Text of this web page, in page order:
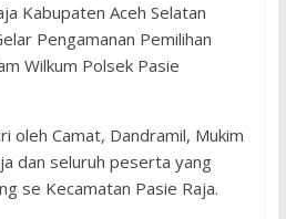
Kabupaten Aceh Selatan
Pengamanan Pemilihan
Wilkum Polsek Pasie
oleh Camat, Dandramil, Mukim
dan seluruh peserta yang
se Kecamatan Pasie Raja.